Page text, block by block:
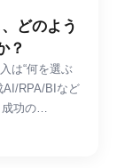
どのよう
？
は“何を選ぶ
AI/RPA/BIなど
功の…